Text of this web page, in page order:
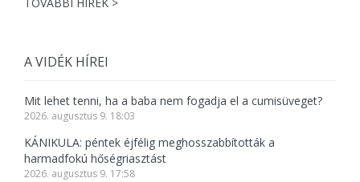
A VIDÉK HÍREI
Mit lehet tenni, ha a baba nem fogadja el a cumisüveget?
2026. augusztus 9. 18:03
KÁNIKULA: péntek éjfélig meghosszabbították a
harmadfokú hőségriasztást
2026. augusztus 9. 17:58